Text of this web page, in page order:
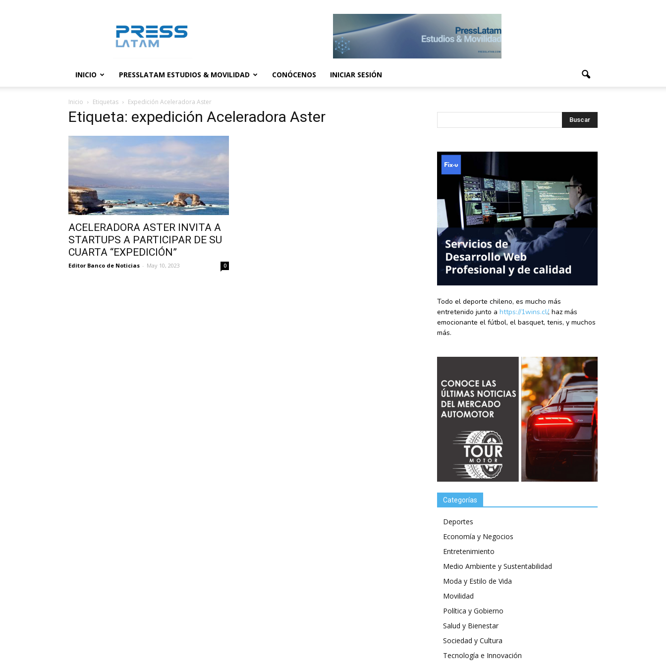
noticias
INICIO PRESSLATAM ESTUDIOS & MOVILIDAD CONÓCENOS INICIAR SESIÓN
Inicio Etiquetas Expedición Aceleradora Aster
Etiqueta: expedición Aceleradora Aster
ACELERADORA ASTER INVITA A
STARTUPS A PARTICIPAR DE SU
CUARTA “EXPEDICIÓN”
Editor Banco de Noticias - May 10, 2023 0
Todo el deporte chileno, es mucho más
entretenido junto a https://1wins.cl/, haz más
emocionante el fútbol, el basquet, tenis, y muchos
más.
Categorías
Deportes
Economía y Negocios
Entretenimiento
Medio Ambiente y Sustentabilidad
Moda y Estilo de Vida
Movilidad
Política y Gobierno
Salud y Bienestar
Sociedad y Cultura
Tecnología e Innovación